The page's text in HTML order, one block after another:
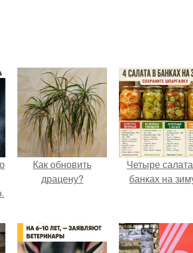
Как обновить
драцену?
Четыре
банках на